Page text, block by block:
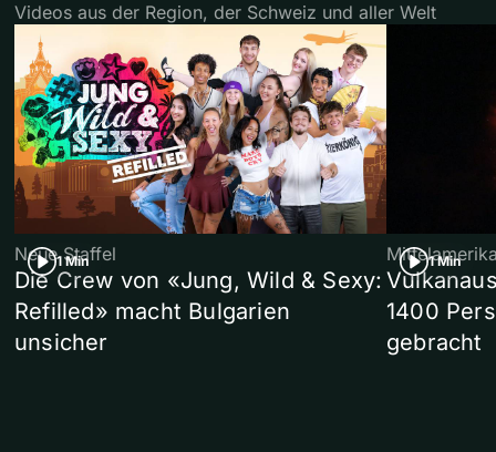
Videos aus der Region, der Schweiz und aller Welt
1 Min
Neue Staffel
Die Crew von «Jung, Wild & Sexy:
Refilled» macht Bulgarien
unsicher
1 Min
1400
gebracht